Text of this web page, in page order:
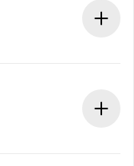
e ti proporremo